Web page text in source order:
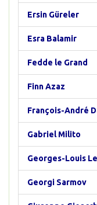
Ersin Güreler
Esra Balamir
Fedde le Grand
Finn Azaz
François-André
Gabriel Milito
Georges-Louis
Georgi Sarmov